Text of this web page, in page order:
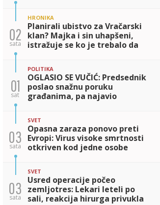
02
sata
HRONIKA
Planirali ubistvo za Vračarski
klan? Majka i sin uhapšeni,
istražuje se ko je trebalo da
01
sat
POLITIKA
OGLASIO SE VUČIĆ: Predsednik
poslao snažnu poruku
građanima, pa najavio
03
sata
SVET
Opasna zaraza ponovo preti
Evropi: Virus visoke smrtnosti
otkriven kod jedne osobe
03
sata
SVET
Usred operacije počeo
zemljotres: Lekari leteli po
sali, reakcija hirurga privukla